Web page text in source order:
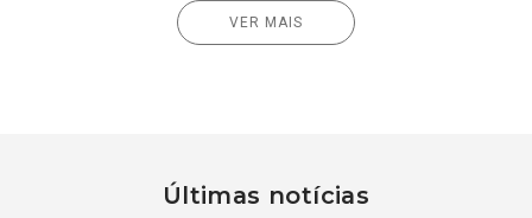
VER MAIS
Últimas notícias